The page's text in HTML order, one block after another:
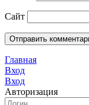
Сайт
Главная
Вход
Вход
Авторизация